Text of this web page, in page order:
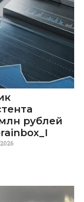
рублей